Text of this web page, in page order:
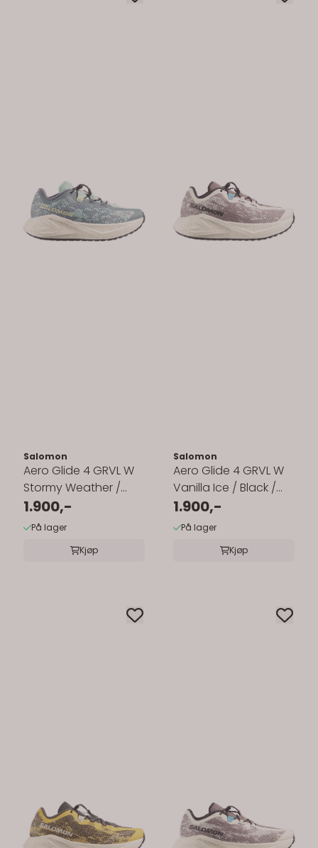
Salomon
Aero Glide 4 GRVL W
Stormy Weather /
Lichen / Vanilla Ice
1.900,-
På lager
Kjøp
Salomon
Aero Glide 4 GRVL W
Vanilla Ice / Black /
Iron
1.900,-
På lager
Kjøp